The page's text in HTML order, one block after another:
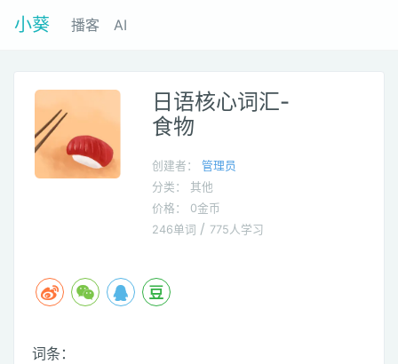
小葵 播客 AI
日语核心词汇-
食物
创建者：管理员
分类： 其他
价格： 0金币
246单词 / 775人学习
词条：